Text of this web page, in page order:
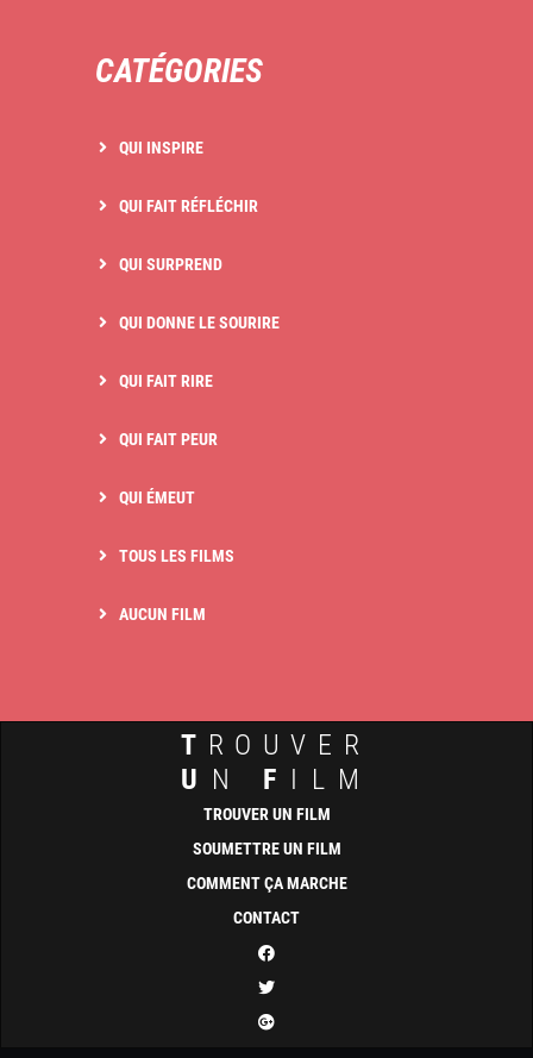
CATÉGORIES
QUI INSPIRE
QUI FAIT RÉFLÉCHIR
QUI SURPREND
QUI DONNE LE SOURIRE
QUI FAIT RIRE
QUI FAIT PEUR
QUI ÉMEUT
TOUS LES FILMS
AUCUN FILM
T ROUVER
U N F ILM
TROUVER UN FILM
SOUMETTRE UN FILM
COMMENT ÇA MARCHE
CONTACT